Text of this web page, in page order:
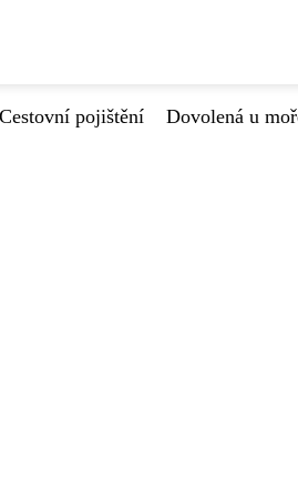
Cestovní pojištění Dovolená u